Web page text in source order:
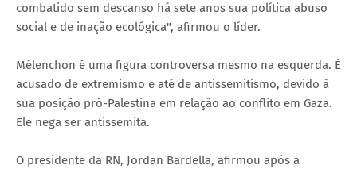
combatido sem descanso há sete anos sua política abuso
social e de inação ecológica", afirmou o líder.
Mélenchon é uma figura controversa mesmo na esquerda. É
acusado de extremismo e até de antissemitismo, devido à
sua posição pró-Palestina em relação ao conflito em Gaza.
Ele nega ser antissemita.
O presidente da RN, Jordan Bardella, afirmou após a